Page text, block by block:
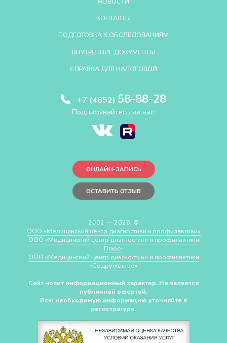
КОНТАКТЫ
ПОДГОТОВКА К ОБСЛЕДОВАНИЯМ
ВНУТРЕННИЕ ДОКУМЕНТЫ
СПРАВКА ДЛЯ НАЛОГОВОЙ
+7 (4852) 58-88-28
Подписывайтесь на нас:
ОНЛАЙН-ЗАПИСЬ
ОСТАВИТЬ ОТЗЫВ
2002 — 2026, ©
ООО «Медицинский центр диагностики и профилактики»
ООО «Медицинский центр диагностики и профилактики
Плюс»
ООО «Медицинский центр диагностики и профилактики
«Cодружество»
Сайт носит информационный характер. Не является
публичной офертой.
Всю необходимую информацию уточняйте в
регистратуре.